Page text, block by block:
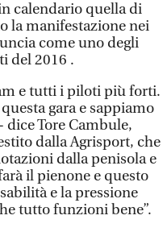
calendario quella di
la manifestazione nei
come uno degli
del 2016 .
e tutti i piloti più forti.
gara e sappiamo
dice Tore Cambule,
dalla Agrisport, che
dalla penisola e
il pienone e questo
e la pressione
tutto funzioni bene”.